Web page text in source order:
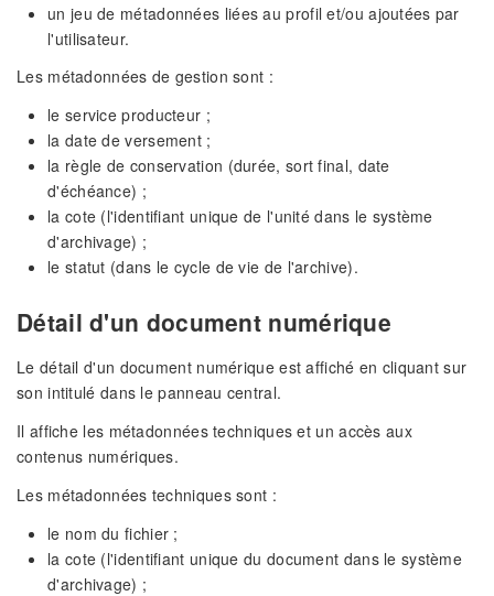
un jeu de métadonnées liées au profil et/ou ajoutées par
l'utilisateur.
Les métadonnées de gestion sont :
le service producteur ;
la date de versement ;
la règle de conservation (durée, sort final, date
d'échéance) ;
la cote (l'identifiant unique de l'unité dans le système
d'archivage) ;
le statut (dans le cycle de vie de l'archive).
Détail d'un document numérique
Le détail d'un document numérique est affiché en cliquant sur
son intitulé dans le panneau central.
Il affiche les métadonnées techniques et un accès aux
contenus numériques.
Les métadonnées techniques sont :
le nom du fichier ;
la cote (l'identifiant unique du document dans le système
d'archivage) ;